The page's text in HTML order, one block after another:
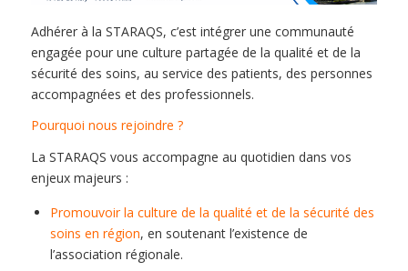
Adhérer à la STARAQS, c’est intégrer une communauté
engagée pour une culture partagée de la qualité et de la
sécurité des soins, au service des patients, des personnes
accompagnées et des professionnels.
Pourquoi nous rejoindre ?
La STARAQS vous accompagne au quotidien dans vos
enjeux majeurs :
Promouvoir la culture de la qualité et de la sécurité des
soins en région, en soutenant l’existence de
l’association régionale.